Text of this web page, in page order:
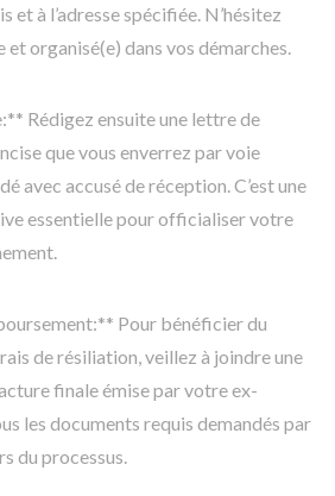
et à l’adresse spécifiée. N’hésitez
organisé(e) dans vos démarches.
Rédigez ensuite une lettre de
que vous enverrez par voie
avec accusé de réception. C’est une
essentielle pour officialiser votre
Pour bénéficier du
de résiliation, veillez à joindre une
finale émise par votre ex-
les documents requis demandés par
du processus.